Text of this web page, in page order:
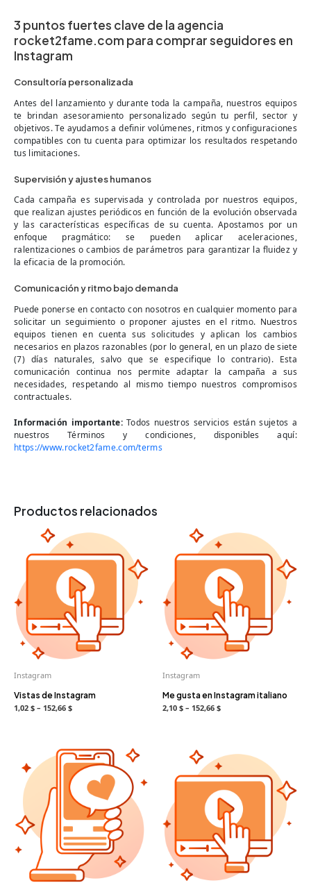
3 puntos fuertes clave de la agencia
rocket2fame.com para comprar seguidores en
Instagram
Consultoría personalizada
Antes del lanzamiento y durante toda la campaña, nuestros equipos
te brindan asesoramiento personalizado según tu perfil, sector y
objetivos. Te ayudamos a definir volúmenes, ritmos y configuraciones
compatibles con tu cuenta para optimizar los resultados respetando
tus limitaciones.
Supervisión y ajustes humanos
Cada campaña es supervisada y controlada por nuestros equipos,
que realizan ajustes periódicos en función de la evolución observada
y las características específicas de su cuenta. Apostamos por un
enfoque pragmático: se pueden aplicar aceleraciones,
ralentizaciones o cambios de parámetros para garantizar la fluidez y
la eficacia de la promoción.
Comunicación y ritmo bajo demanda
Puede ponerse en contacto con nosotros en cualquier momento para
solicitar un seguimiento o proponer ajustes en el ritmo. Nuestros
equipos tienen en cuenta sus solicitudes y aplican los cambios
necesarios en plazos razonables (por lo general, en un plazo de siete
(7) días naturales, salvo que se especifique lo contrario). Esta
comunicación continua nos permite adaptar la campaña a sus
necesidades, respetando al mismo tiempo nuestros compromisos
contractuales.
Información importante:Todos nuestros servicios están sujetos a
nuestros Términos y condiciones, disponibles aquí:
https://www.rocket2fame.com/terms
Productos relacionados
Instagram
Vistas de Instagram
1,02 $ – 152,66 $
Instagram
Me gusta en Instagram italiano
2,10 $ – 152,66 $